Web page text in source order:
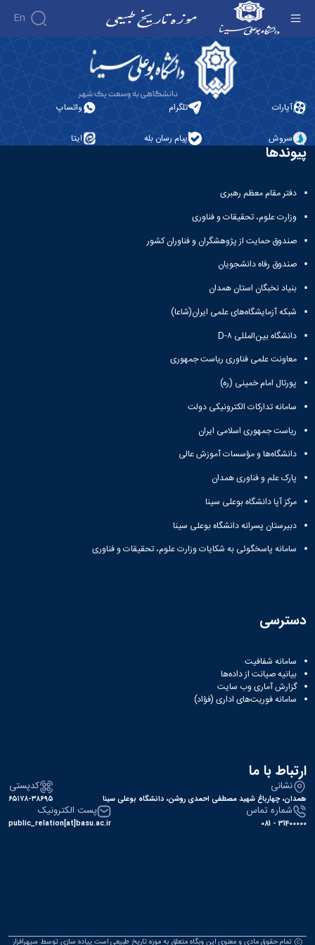
En
موزه
مدیریت
کارکنان
پیشین
سالن
معرفی
سالن
فضاهای
تصاویر
ارتباط
تماس
با
نشانی - موزه تاریخ طبیعی
آپارات تلگرام واتساپ
سروش پیام رسان بله ایتا
پیوندها
دفتر مقام معظم رهبری
وزارت علوم، تحقیقات و فناوری
صندوق حمایت از پژوهشگران و فناوران کشور
صندوق رفاه دانشجویان
بنیاد نخبگان استان همدان
شبکه آزمایشگاه‌های علمی ایران(شاعا)
دانشگاه بین‌المللی D-۸
معاونت علمی فناوری ریاست جمهوری
پورتال امام خمینی (ره)
سامانه تدارکات الکترونیکی دولت
ریاست جمهوری اسلامی ایران
دانشگاه‌ها و مؤسسات آموزش عالی
پارک علم و فناوری همدان
مرکز آپا دانشگاه بوعلی سینا
دبیرستان پسرانه دانشگاه بوعلی سینا
سامانه پاسخگوئی به شکایات وزارت علوم، تحقیقات و فناوری
دسترسی
سامانه شفافیت
بیانیه صیانت از داده‌ها
گزارش آماری وب‌ سایت
سامانه فوریت‌های اداری (فؤاد)
ارتباط با ما
نشانی
همدان، چهارباغ شهید مصطفی احمدی روشن، دانشگاه بوعلی سینا
کدپستی
۶۵۱۷۸-۳۸۶۹۵
شماره تماس
31400000 - 081
پست الکترونیک
public_relation[at]basu.ac.ir
تمام حقوق مادی و معنوی این وبگاه متعلق به موزه تاریخ طبیعی است.پیاده سازی توسط سپهرافزار